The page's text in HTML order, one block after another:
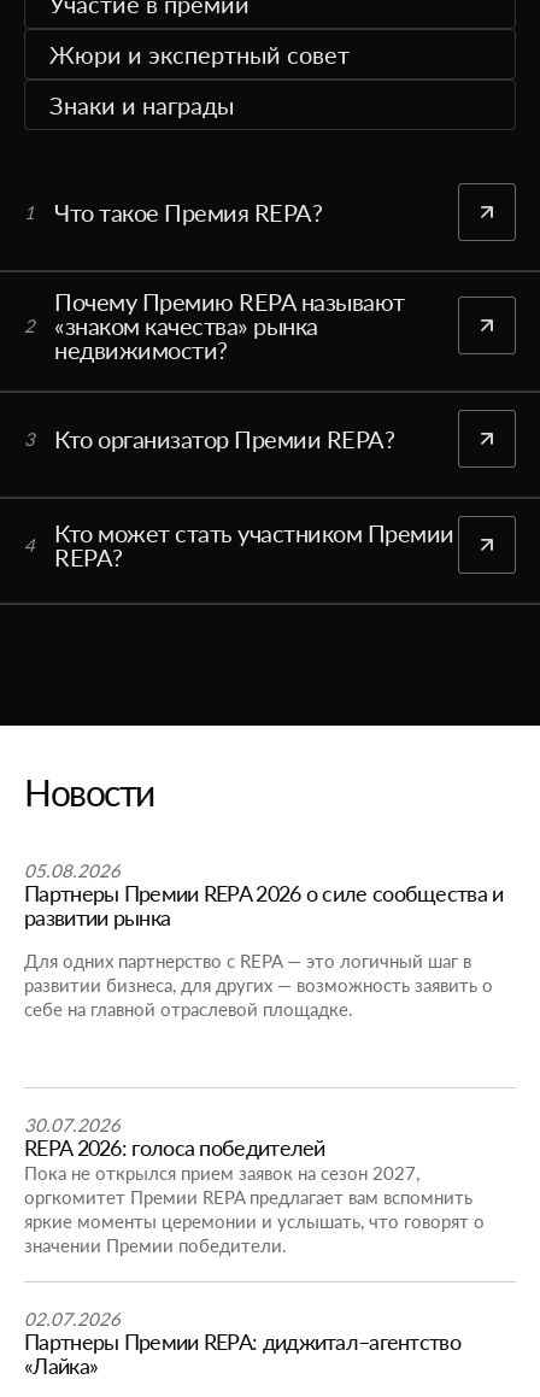
Жюри и экспертный совет
Знаки и награды
1 Что такое Премия REPA?
2
Почему Премию REPA называют
«знаком качества» рынка
недвижимости?
3 Кто организатор Премии REPA?
4
Кто может стать участником Премии
REPA?
Новости
Партнеры Премии REPA 2026 о силе сообщества и
развитии рынка
05.08.2026
Для одних партнерство с REPA — это логичный шаг в
развитии бизнеса, для других — возможность заявить о
себе на главной отраслевой площадке.
REPA 2026: голоса победителей
30.07.2026
Пока не открылся прием заявок на сезон 2027,
оргкомитет Премии REPA предлагает вам вспомнить
яркие моменты церемонии и услышать, что говорят о
значении Премии победители.
Партнеры Премии REPA: диджитал–агентство
«Лайка»
02.07.2026